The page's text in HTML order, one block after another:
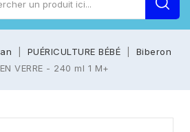
PUÉRICULTURE BÉBÉ
Biberon
VERRE - 240 ml 1 M+